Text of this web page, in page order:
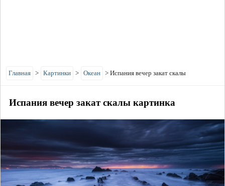
Главная > Картинки > Океан > Испания вечер закат скалы
Испания вечер закат скалы картинка